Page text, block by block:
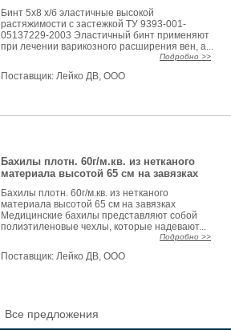
Бинт 5х8 х/б эластичные высокой
растяжимости с застежкой ТУ 9393-001-
05137229-2003 Эластичный бинт применяют
при лечении варикозного расширения вен, а...
Подробно >>
Поставщик:Лейко ДВ, ООО
Бахилы плотн. 60г/м.кв. из нетканого
материала высотой 65 см на завязках
Бахилы плотн. 60г/м.кв. из нетканого
материала высотой 65 см на завязках
Медицинские бахилы представляют собой
полиэтиленовые чехлы, которые надевают...
Подробно >>
Поставщик:Лейко ДВ, ООО
Все предложения